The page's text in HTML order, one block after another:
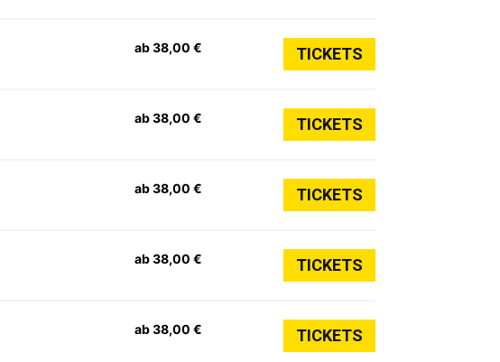
ab 38,00 € TICKETS
ab 38,00 € TICKETS
ab 38,00 € TICKETS
ab 38,00 € TICKETS
ab 38,00 € TICKETS